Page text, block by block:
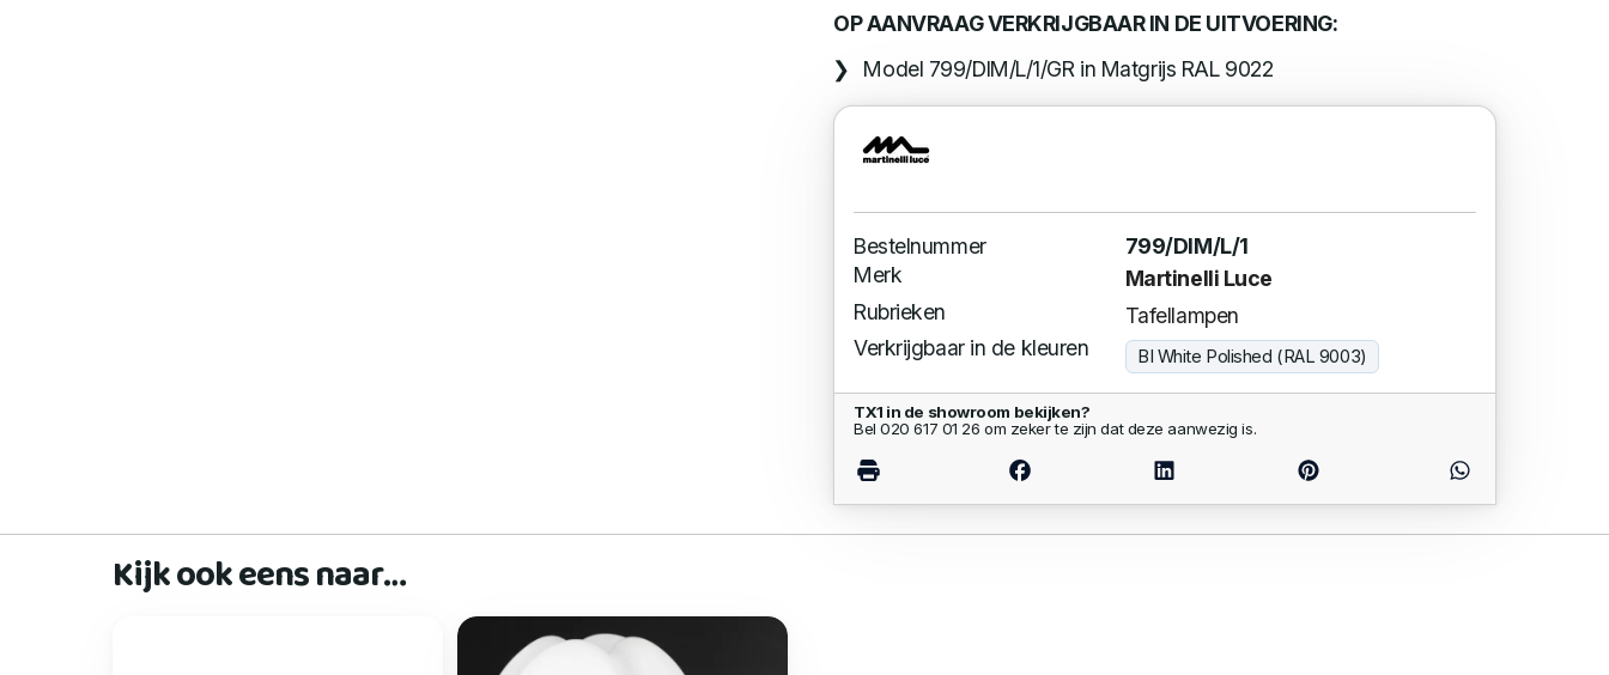
OP AANVRAAG VERKRIJGBAAR IN DE UITVOERING:
Model 799/DIM/L/1/GR in Matgrijs RAL 9022
Bestelnummer
799/DIM/L/1
Merk
Martinelli Luce
Rubrieken
Tafellampen
Verkrijgbaar in de kleuren
BI White Polished (RAL 9003)
TX1 in de showroom bekijken?
Bel 020 617 01 26 om zeker te zijn dat deze aanwezig is.
Kijk ook eens naar…